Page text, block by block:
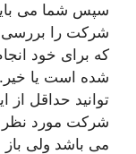
سپس شما می
شرکت را بررسی
که برای خود
شده است یا
توانید حداقل از
شرکت مورد نظر
می باشد ولی باز